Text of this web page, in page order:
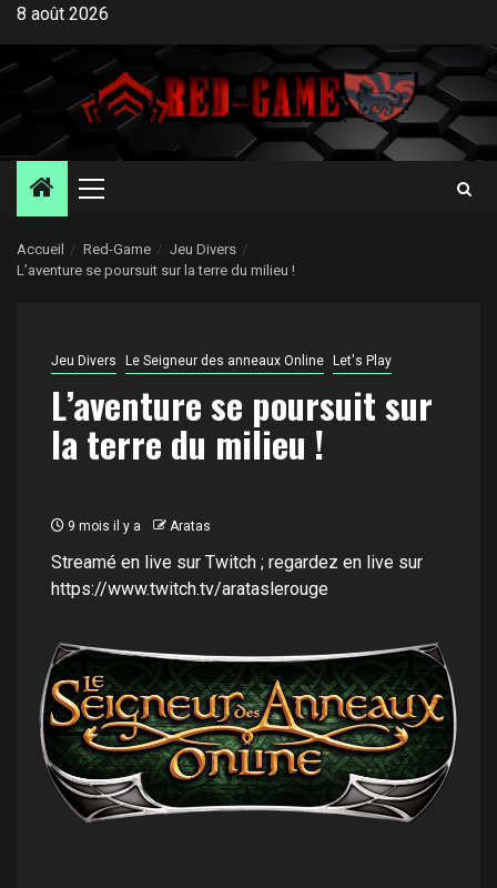
Aller
contenu
8 août 2026
Menu
Accueil Red-Game
Jeu Divers
L’aventure se poursuit sur la terre du milieu !
Jeu Divers Le Seigneur des anneaux Online Let's Play
L’aventure se poursuit sur
la terre du milieu !
9 mois il y a Aratas
Streamé en live sur Twitch ; regardez en live sur
https://www.twitch.tv/arataslerouge